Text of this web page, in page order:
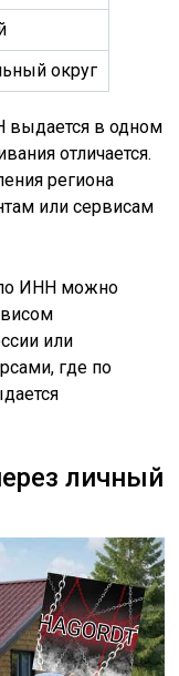
округ
выдается в одном
отличается.
региона
или сервисам
по ИНН можно
или
где по
личный